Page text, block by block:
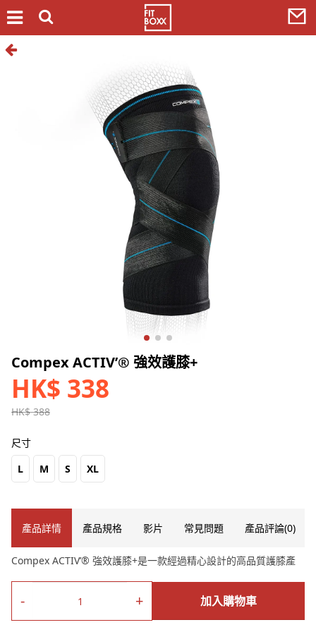
Compex ACTIV’® 強效護膝+
HK$ 338
HK$ 388
尺寸
L M S XL
- + 加入購物車
產品詳情 產品規格 影片 常見問題 產品評論(0)
Compex ACTIV’® 強效護膝+是一款經過精心設計的高品質護膝產
輕膝蓋的壓力，減少疼痛和不適感，同時提供適度的壓力和支撐，
有助於快速康復和預防進一步的傷害。無論您是專業運動員還是運